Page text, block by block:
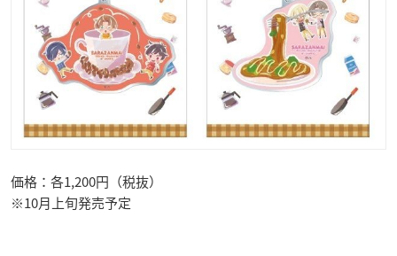
価格：各1,200円（税抜）
※10月上旬発売予定